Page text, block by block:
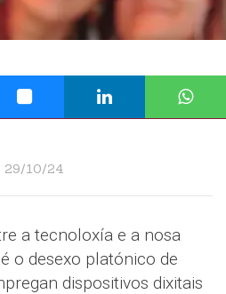
29/10/24
a tecnoloxía e a nosa
o desexo platónico de
dispositivos dixitais